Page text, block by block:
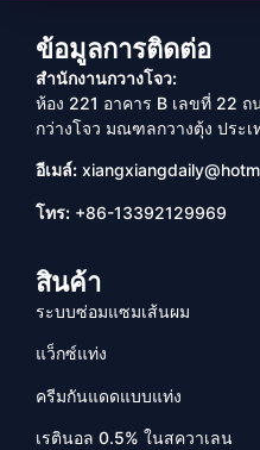
ข้อมูลการติดต่อ
สำนักงานกวางโจว:
ห้อง 221 อาคาร B เลขที่ 22 ถ
กว่างโจว มณฑลกวางตุ้ง ประเ
อีเมล์:
โทร: +86-13392129969
สินค้า
ระบบซ่อมแซมเส้นผม
แว็กซ์แท่ง
ครีมกันแดดแบบแท่ง
เรตินอล 0.5% ในสควาเลน